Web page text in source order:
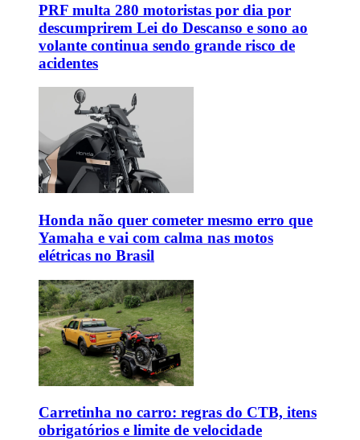
PRF multa 280 motoristas por dia por
descumprirem Lei do Descanso e sono ao
volante continua sendo grande risco de
acidentes
Honda não quer cometer mesmo erro que
Yamaha e vai com calma nas motos
elétricas no Brasil
Carretinha no carro: regras do CTB, itens
obrigatórios e limite de velocidade